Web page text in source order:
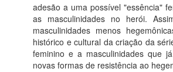
adesão a uma possível "essência"
as masculinidades no herói.
masculinidades menos
histórico e cultural da criação da
feminino e a masculinidades que
novas formas de resistência ao